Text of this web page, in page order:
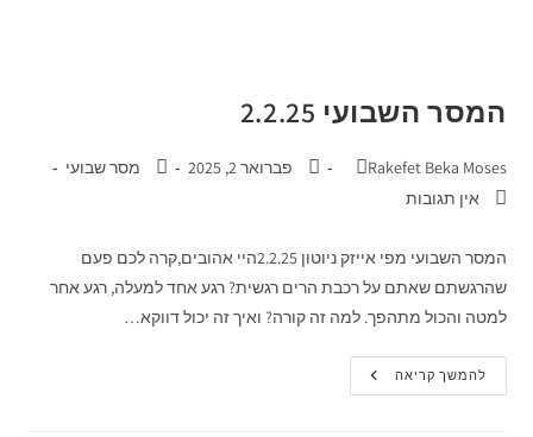
המסר השבועי 2.2.25
Rakefet Beka Moses פברואר 2, 2025
מסר שבועי
אין תגובות
המסר השבועי מפי אייזק ניוטון 2.2.25היי אהובים,קרה לכם פעם
שהרגשתם שאתם על רכבת הרים רגשית? רגע אחד למעלה, רגע אחר
למטה והכול מתהפך. למה זה קורה? ואיך זה יכול דווקא…
להמשך קריאה